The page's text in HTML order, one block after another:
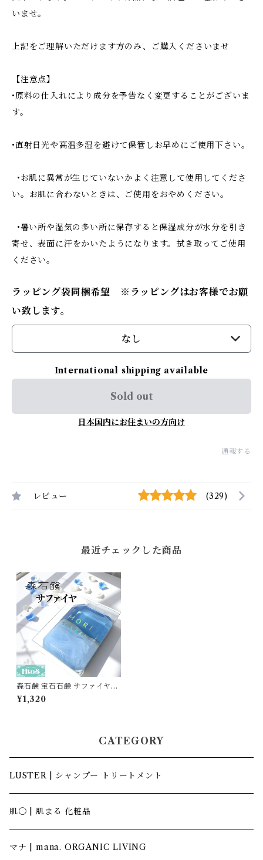
いませ。
上記をご理解いただけます方のみ、ご購入くださいませ
【注意点】
•原料の仕入れにより成分を予告なく変更することがございま
す。
•直射日光や高温多湿を避けて保管しお早めにご使用下さい。
•お肌に異常が生じていないかよく注意して使用してくださ
い。お肌に合わないときは、ご使用をおやめください。
•暑い所や湿気の多い所に保存すると保湿成分が水分を引き
寄せ、表面に汗をかいたようになります。拭き取ってご使用
ください。
ラッピング袋同梱希望 ※ラッピングはお客様でお願
い致します。
なし
International shipping available
Sold out
日本国内にお住まいの方向け
通報する
レビュー (329)
最近チェックした商品
森石鹸 宝石石鹸 サファイヤ｜
固形石鹸 おしゃれ 石鹸ギフト
プレゼント
¥1,320
CATEGORY
LUSTER | シャンプー トリートメント
肌〇 | 肌まる 化粧品
マナ | mana. ORGANIC LIVING